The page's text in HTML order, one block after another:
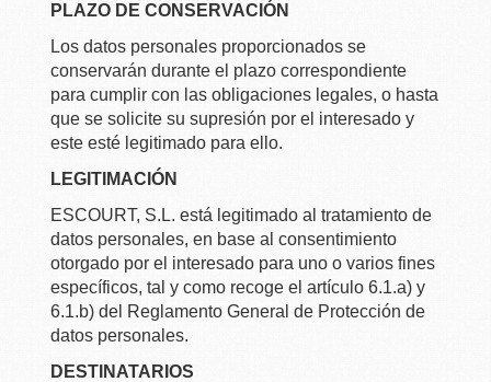
PLAZO DE CONSERVACIÓN
Los datos personales proporcionados se
conservarán durante el plazo correspondiente
para cumplir con las obligaciones legales, o hasta
que se solicite su supresión por el interesado y
este esté legitimado para ello.
LEGITIMACIÓN
ESCOURT, S.L. está legitimado al tratamiento de
datos personales, en base al consentimiento
otorgado por el interesado para uno o varios fines
específicos, tal y como recoge el artículo 6.1.a) y
6.1.b) del Reglamento General de Protección de
datos personales.
DESTINATARIOS